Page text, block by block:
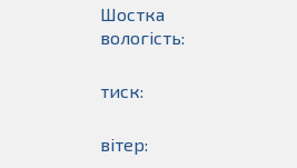
Шостка
вологість:
тиск:
вітер: